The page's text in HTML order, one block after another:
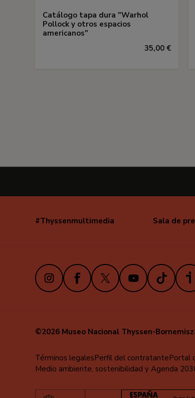
Catálogo tapa dura "Warhol
Pollock y otros espacios
americanos"
35,00 €
Navegación
#Thyssenmultimedia Sala de
InstagramFacebook
X YoutubeTikTok
©2026 Museo Nacional Thyssen-
Menú
al
Términos legalesPerfil del contratantePortal
Medio ambiente, sostenibilidad y Agenda